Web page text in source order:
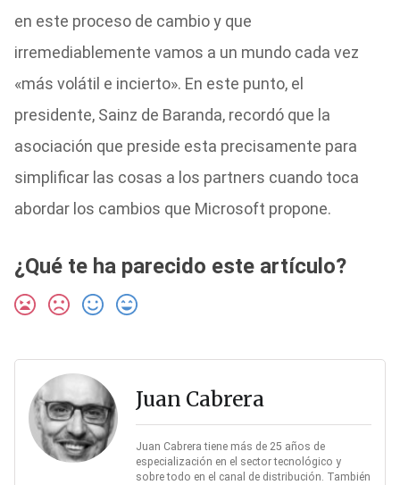
en este proceso de cambio y que
irremediablemente vamos a un mundo cada vez
«más volátil e incierto». En este punto, el
presidente, Sainz de Baranda, recordó que la
asociación que preside esta precisamente para
simplificar las cosas a los partners cuando toca
abordar los cambios que Microsoft propone.
¿Qué te ha parecido este artículo?
Juan Cabrera
Juan Cabrera tiene más de 25 años de
especialización en el sector tecnológico y
sobre todo en el canal de distribución. También